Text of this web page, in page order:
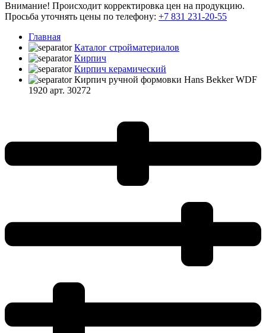
Внимание! Происходит корректировка цен на продукцию.
Просьба уточнять цены по телефону: +7 831 231-20-55
Главная
Каталог стройматериалов
Кирпич
Кирпич керамический
Кирпич ручной формовки Hans Bekker WDF
1920 арт. 30272